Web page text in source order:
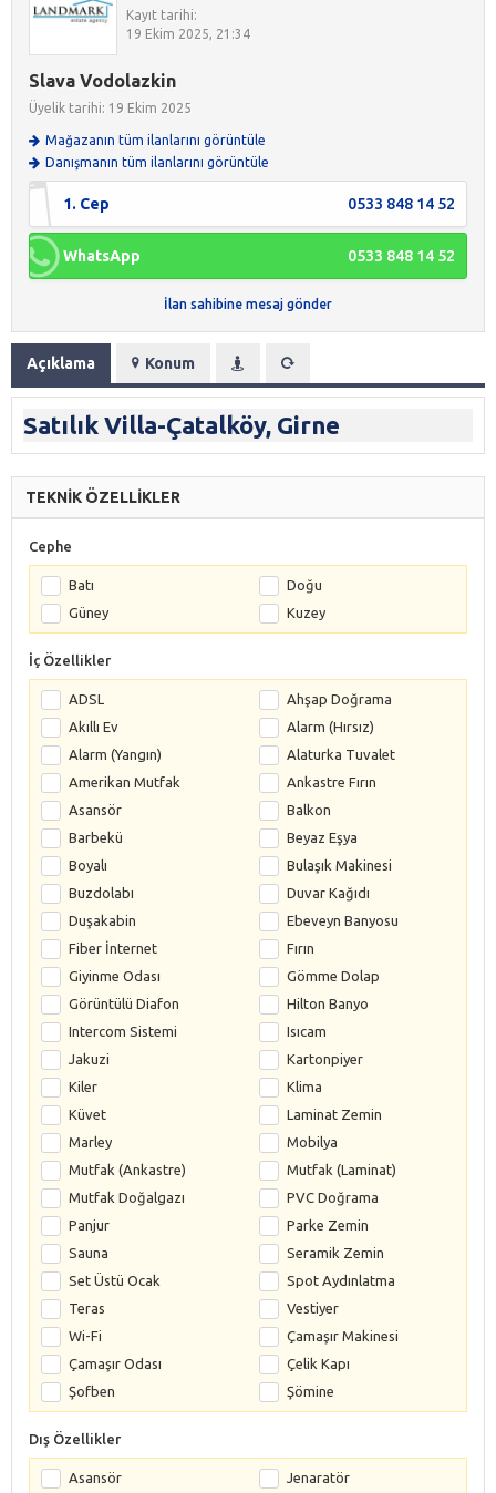
Kayıt tarihi:
19 Ekim 2025, 21:34
Slava Vodolazkin
Üyelik tarihi: 19 Ekim 2025
Mağazanın tüm ilanlarını görüntüle
Danışmanın tüm ilanlarını görüntüle
1. Cep 0533 848 14 52
WhatsApp 0533 848 14 52
İlan sahibine mesaj gönder
Açıklama Konum
Satılık Villa-Çatalköy, Girne
TEKNİK ÖZELLİKLER
Cephe
Batı
Doğu
Güney
Kuzey
İç Özellikler
ADSL
Ahşap Doğrama
Akıllı Ev
Alarm (Hırsız)
Alarm (Yangın)
Alaturka Tuvalet
Amerikan Mutfak
Ankastre Fırın
Asansör
Balkon
Barbekü
Beyaz Eşya
Boyalı
Bulaşık Makinesi
Buzdolabı
Duvar Kağıdı
Duşakabin
Ebeveyn Banyosu
Fiber İnternet
Fırın
Giyinme Odası
Gömme Dolap
Görüntülü Diafon
Hilton Banyo
Intercom Sistemi
Isıcam
Jakuzi
Kartonpiyer
Kiler
Klima
Küvet
Laminat Zemin
Marley
Mobilya
Mutfak (Ankastre)
Mutfak (Laminat)
Mutfak Doğalgazı
PVC Doğrama
Panjur
Parke Zemin
Sauna
Seramik Zemin
Set Üstü Ocak
Spot Aydınlatma
Teras
Vestiyer
Wi-Fi
Çamaşır Makinesi
Çamaşır Odası
Çelik Kapı
Şofben
Şömine
Dış Özellikler
Asansör Jenaratör